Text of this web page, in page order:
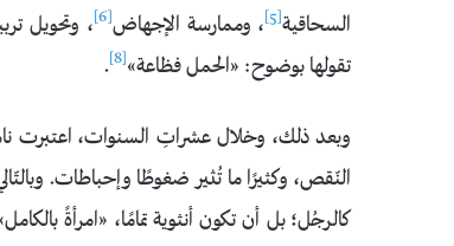
السحاقية[5] ، وممارسة الإجهاض[6] ، وتحويل
تقولها بوضوح: «الحمل فظاعة»[8]
.
وبعد ذلك، وخلال عشراتِ السنوات، اعتبرت
النّقص، وكثيرًا ما تُثير ضغوطًا وإحباطات.
كالرجُل؛ بل أن تكون أنثوية تمامًا، «امرأةً